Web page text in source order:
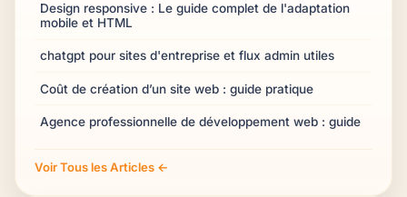
Design responsive : Le guide complet de l'adaptation
mobile et HTML
chatgpt pour sites d'entreprise et flux admin utiles
Coût de création d’un site web : guide pratique
Agence professionnelle de développement web : guide
Voir Tous les Articles ←